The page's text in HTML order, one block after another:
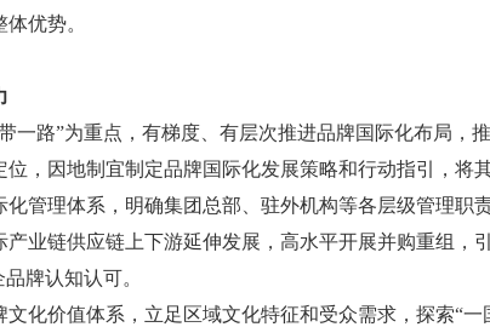
优势。
一路”为重点，有梯度、有层次推进品牌国际化布局
，因地制宜制定品牌国际化发展策略和行动指引，将
化管理体系，明确集团总部、驻外机构等各层级管理
业链供应链上下游延伸发展，高水平开展并购重组，
牌认知认可。
文化价值体系，立足区域文化特征和受众需求，探索“